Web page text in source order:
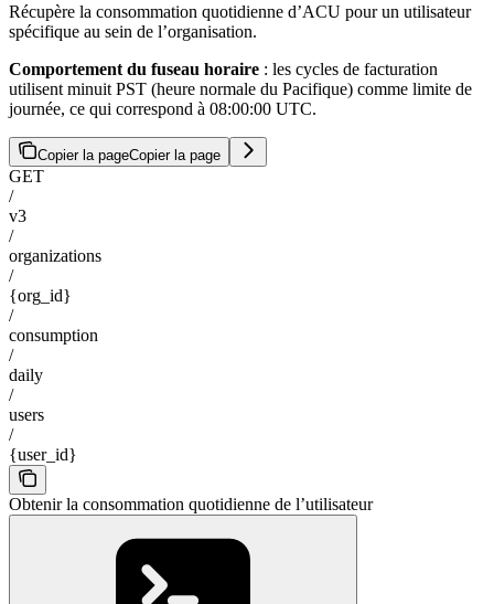
Récupère la consommation quotidienne d’ACU pour un utilisateur
spécifique au sein de l’organisation.
Comportement du fuseau horaire : les cycles de facturation
utilisent minuit PST (heure normale du Pacifique) comme limite de
journée, ce qui correspond à 08:00:00 UTC.
Copier la pageCopier la page
GET
/
v3
/
organizations
/
{org_id}
/
consumption
/
daily
/
users
/
{user_id}
Obtenir la consommation quotidienne de l’utilisateur